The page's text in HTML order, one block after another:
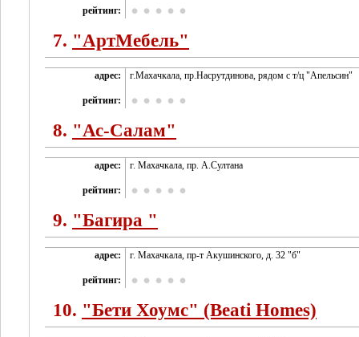
рейтинг:
7. "АртМебель"
адрес: г.Махачкала, пр.Насрутдинова, рядом с т/ц "Апельсин"
рейтинг:
8. "Ас-Салам"
адрес: г. Махачкала, пр. А.Султана
рейтинг:
9. "Багира "
адрес: г. Махачкала, пр-т Акушинского, д. 32 "б"
рейтинг:
10. "Бети Хоумс" (Beati Homes)